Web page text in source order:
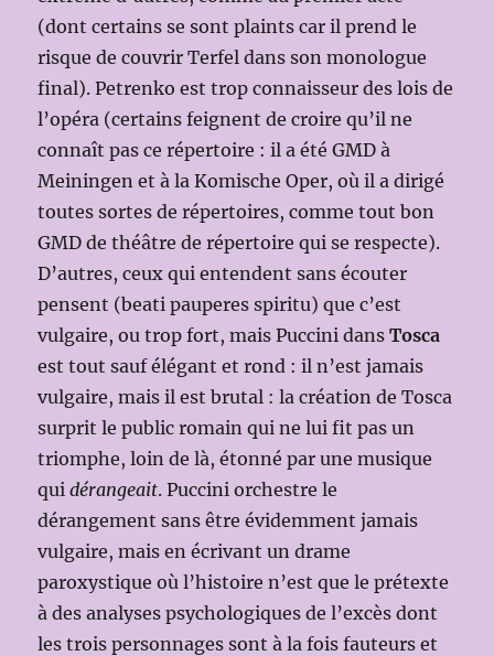
(dont certains se sont plaints car il prend le
risque de couvrir Terfel dans son monologue
final). Petrenko est trop connaisseur des lois de
l’opéra (certains feignent de croire qu’il ne
connaît pas ce répertoire : il a été GMD à
Meiningen et à la Komische Oper, où il a dirigé
toutes sortes de répertoires, comme tout bon
GMD de théâtre de répertoire qui se respecte).
D’autres, ceux qui entendent sans écouter
pensent (beati pauperes spiritu) que c’est
vulgaire, ou trop fort, mais Puccini dansTosca
est tout sauf élégant et rond : il n’est jamais
vulgaire, mais il est brutal : la création de Tosca
surprit le public romain qui ne lui fit pas un
triomphe, loin de là, étonné par une musique
quidérangeait. Puccini orchestre le
dérangement sans être évidemment jamais
vulgaire, mais en écrivant un drame
paroxystique où l’histoire n’est que le prétexte
à des analyses psychologiques de l’excès dont
les trois personnages sont à la fois fauteurs et